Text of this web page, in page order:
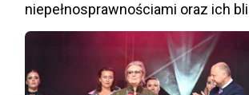
niepełnosprawnościami oraz ich